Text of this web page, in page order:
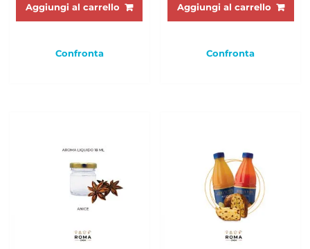
Aggiungi al carrello
Confronta
Aggiungi al carrello
Confronta